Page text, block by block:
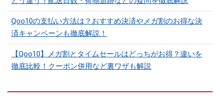
Qoo10の支払い方法は？おすすめ決済やメガ割のお得な決
済キャンペーンも徹底解説！
【Qoo10】メガ割とタイムセールはどっちがお得？違いを
徹底比較！クーポン併用など裏ワザも解説